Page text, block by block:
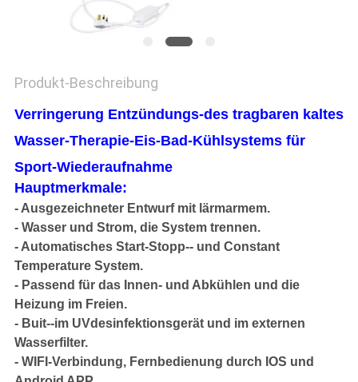
Produkt-Beschreibung
Verringerung Entzündungs-des tragbaren kaltes
Wasser-Therapie-Eis-Bad-Kühlsystems für
Sport-Wiederaufnahme
Hauptmerkmale:
- Ausgezeichneter Entwurf mit lärmarmem.
- Wasser und Strom, die System trennen.
- Automatisches Start-Stopp-- und Constant
Temperature System.
- Passend für das Innen- und Abkühlen und die
Heizung im Freien.
- Buit--im UVdesinfektionsgerät und im externen
Wasserfilter.
- WIFI-Verbindung, Fernbedienung durch IOS und